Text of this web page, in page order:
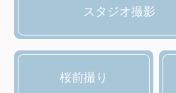
スタジオ撮影
桜前撮り